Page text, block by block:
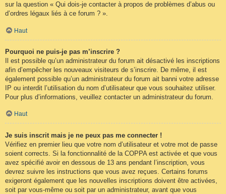
sur la question « Qui dois-je contacter à propos de problèmes d’abus ou
d’ordres légaux liés à ce forum ? ».
Haut
Pourquoi ne puis-je pas m’inscrire ?
Il est possible qu’un administrateur du forum ait désactivé les inscriptions
afin d’empêcher les nouveaux visiteurs de s’inscrire. De même, il est
également possible qu’un administrateur du forum ait banni votre adresse
IP ou interdit l’utilisation du nom d’utilisateur que vous souhaitez utiliser.
Pour plus d’informations, veuillez contacter un administrateur du forum.
Haut
Je suis inscrit mais je ne peux pas me connecter !
Vérifiez en premier lieu que votre nom d’utilisateur et votre mot de passe
soient corrects. Si la fonctionnalité de la COPPA est activée et que vous
avez spécifié avoir en dessous de 13 ans pendant l’inscription, vous
devrez suivre les instructions que vous avez reçues. Certains forums
exigeront également que les nouvelles inscriptions doivent être activées,
soit par vous-même ou soit par un administrateur, avant que vous